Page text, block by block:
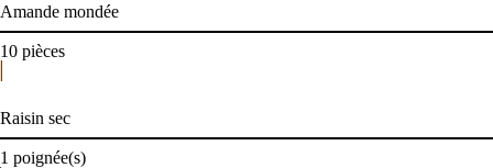
Amande mondée
10 pièces
Raisin sec
1 poignée(s)